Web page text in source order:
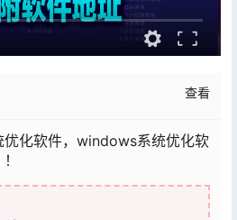
查看
优化软件，windows系统优化软